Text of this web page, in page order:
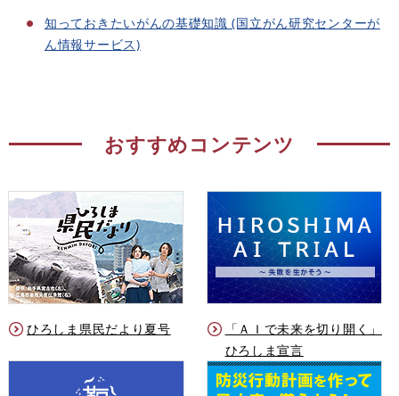
知っておきたいがんの基礎知識 (国立がん研究センターが
ん情報サービス)
おすすめコンテンツ
ひろしま県民だより夏号
「ＡＩで未来を切り開く」
ひろしま宣言